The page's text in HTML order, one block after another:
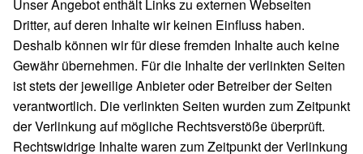
Unser Angebot enthält Links zu externen Webseiten
Dritter, auf deren Inhalte wir keinen Einfluss haben.
Deshalb können wir für diese fremden Inhalte auch keine
Gewähr übernehmen. Für die Inhalte der verlinkten Seiten
ist stets der jeweilige Anbieter oder Betreiber der Seiten
verantwortlich. Die verlinkten Seiten wurden zum Zeitpunkt
der Verlinkung auf mögliche Rechtsverstöße überprüft.
Rechtswidrige Inhalte waren zum Zeitpunkt der Verlinkung